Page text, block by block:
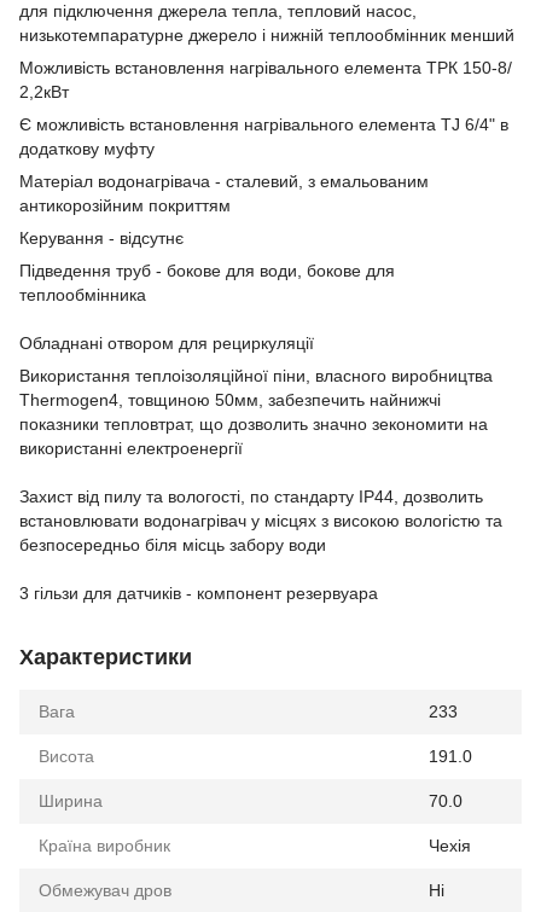
для підключення джерела тепла, тепловий насос,
низькотемпаратурне джерело і нижній теплообмінник менший
Можливість встановлення нагрівального елемента ТРК 150-8/
2,2кВт
Є можливість встановлення нагрівального елемента TJ 6/4" в
додаткову муфту
Матеріал водонагрівача - сталевий, з емальованим
антикорозійним покриттям
Керування - відсутнє
Підведення труб - бокове для води, бокове для
теплообмінника
Обладнані отвором для рециркуляції
Використання теплоізоляційної піни, власного виробництва
Thermogen4, товщиною 50мм, забезпечить найнижчі
показники тепловтрат, що дозволить значно зекономити на
використанні електроенергії
Захист від пилу та вологості, по стандарту ІР44, дозволить
встановлювати водонагрівач у місцях з високою вологістю та
безпосередньо біля місць забору води
3 гільзи для датчиків - компонент резервуара
Характеристики
Вага 233
Висота 191.0
Ширина 70.0
Країна виробник Чехія
Обмежувач дров Ні